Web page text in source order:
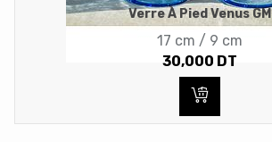
Verre À Pied Venus GM
17 cm / 9 cm
30,000 DT